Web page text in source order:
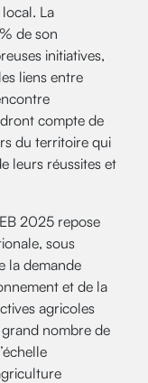
La
de son
initiatives,
liens entre
compte de
du territoire qui
leurs réussites et
2025 repose
sous
la demande
et de la
agricoles
nombre de